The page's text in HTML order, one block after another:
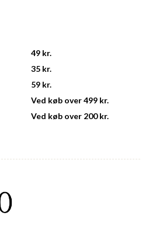
49 kr.
35 kr.
59 kr.
Ved køb over 499 kr.
Ved køb over 200 kr.